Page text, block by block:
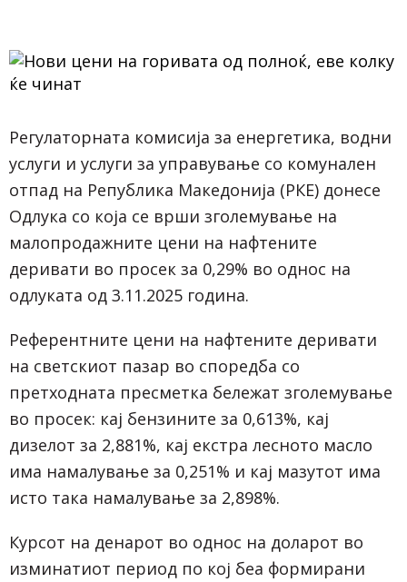
Регулаторната комисија за енергетика, водни
услуги и услуги за управување со комунален
отпад на Република Македонија (РКЕ) донесе
Одлука со која се врши зголемување на
малопродажните цени на нафтените
деривати во просек за 0,29% во однос на
одлуката од 3.11.2025 година.
Референтните цени на нафтените деривати
на светскиот пазар во споредба со
претходната пресметка бележат зголемување
во просек: кај бензините за 0,613%, кај
дизелот за 2,881%, кај екстра лесното масло
има намалување за 0,251% и кај мазутот има
исто така намалување за 2,898%.
Курсот на денарот во однос на доларот во
изминатиот период по кој беа формирани